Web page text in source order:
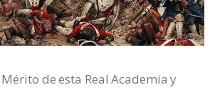
de esta Real Academia y